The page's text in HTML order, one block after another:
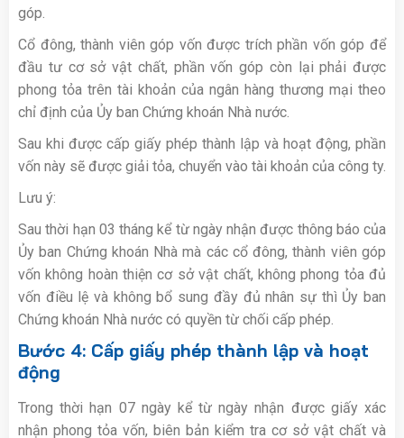
góp.
Cổ đông, thành viên góp vốn được trích phần vốn góp để
đầu tư cơ sở vật chất, phần vốn góp còn lại phải được
phong tỏa trên tài khoản của ngân hàng thương mại theo
chỉ định của Ủy ban Chứng khoán Nhà nước.
Sau khi được cấp giấy phép thành lập và hoạt động, phần
vốn này sẽ được giải tỏa, chuyển vào tài khoản của công ty.
Lưu ý:
Sau thời hạn 03 tháng kể từ ngày nhận được thông báo của
Ủy ban Chứng khoán Nhà mà các cổ đông, thành viên góp
vốn không hoàn thiện cơ sở vật chất, không phong tỏa đủ
vốn điều lệ và không bổ sung đầy đủ nhân sự thì Ủy ban
Chứng khoán Nhà nước có quyền từ chối cấp phép.
Bước 4: Cấp giấy phép thành lập và hoạt
động
Trong thời hạn 07 ngày kể từ ngày nhận được giấy xác
nhận phong tỏa vốn, biên bản kiểm tra cơ sở vật chất và